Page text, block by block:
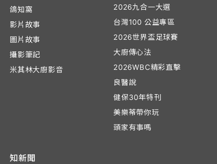
鴿知窩
影片故事
圖片故事
攝影筆記
米其林大廚影音
2026九合一大選
台灣100 公益專區
2026世界盃足球賽
大廚傳心法
2026WBC精彩直擊
良醫說
健保30年特刊
美樂蒂帶你玩
頭家有事嗎
知新聞